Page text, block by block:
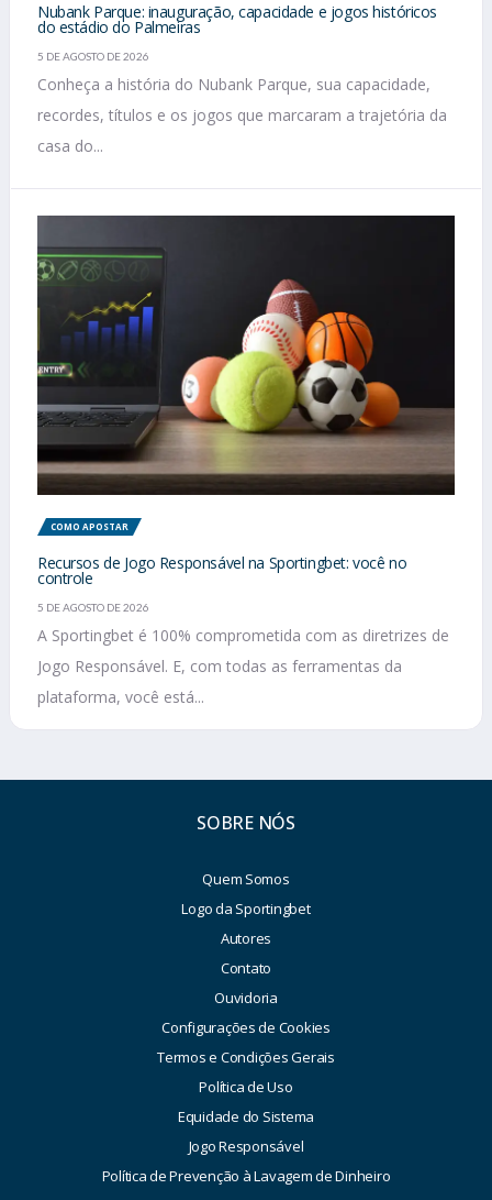
Nubank Parque: inauguração, capacidade e jogos históricos
do estádio do Palmeiras
5 DE AGOSTO DE 2026
Conheça a história do Nubank Parque, sua capacidade,
recordes, títulos e os jogos que marcaram a trajetória da
casa do...
COMO APOSTAR
Recursos de Jogo Responsável na Sportingbet: você no
controle
5 DE AGOSTO DE 2026
A Sportingbet é 100% comprometida com as diretrizes de
Jogo Responsável. E, com todas as ferramentas da
plataforma, você está...
SOBRE NÓS
Quem Somos
Logo da Sportingbet
Autores
Contato
Ouvidoria
Configurações de Cookies
Termos e Condições Gerais
Política de Uso
Equidade do Sistema
Jogo Responsável
Política de Prevenção à Lavagem de Dinheiro